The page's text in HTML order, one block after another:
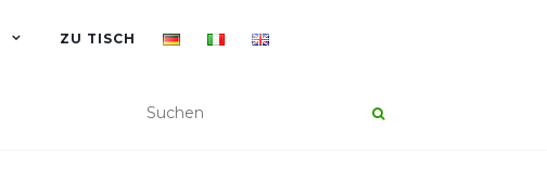
ZU TISCH